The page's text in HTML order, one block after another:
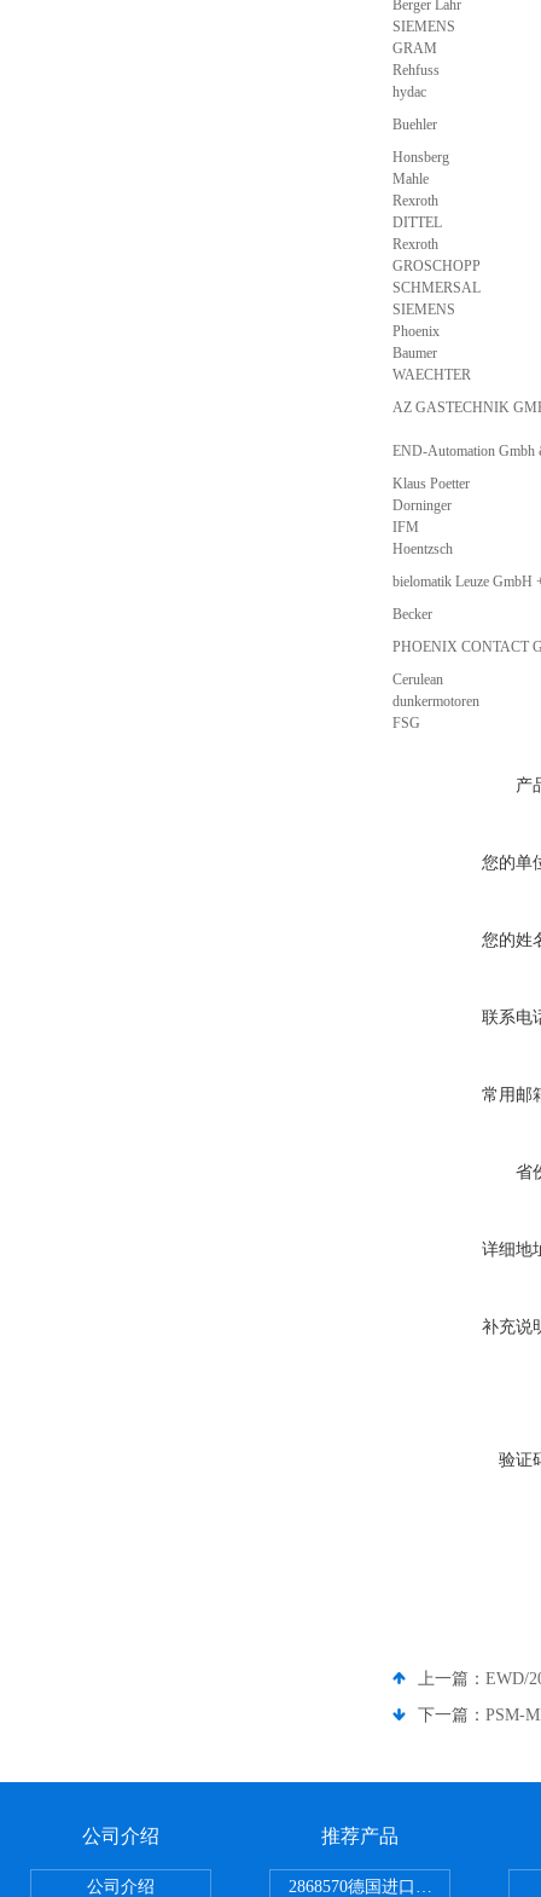
Berger Lahr
SIEMENS
GRAM
Rehfuss
hydac
Buehler
Honsberg
Mahle
Rexroth
DITTEL
Rexroth
GROSCHOPP
SCHMERSAL
SIEMENS
Phoenix
Baumer
WAECHTER
AZ GASTECHNIK
END-Automation Gmbh
Klaus Poetter
Dorninger
IFM
Hoentzsch
bielomatik Leuze GmbH
Becker
PHOENIX CONTACT
Cerulean
dunkermotoren
FSG
产
您的单
您的姓
联系电
常用邮
省
详细地
补充说
验证
上一篇： EWD/
下一篇： PSM-
公司介绍
公司介绍
推荐产品
2868570德国进口菲尼克斯电源